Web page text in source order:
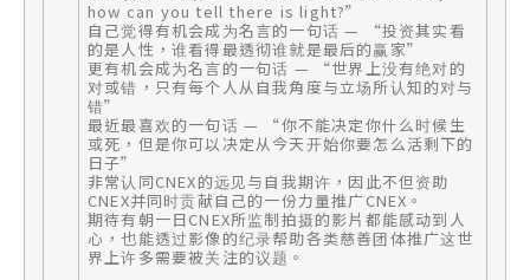
how can you tell there is light?”
自己觉得有机会成为名言的一句话 — “投资其实看
的是人性，谁看得最透彻谁就是最后的赢家”
更有机会成为名言的一句话 — “世界上没有绝对的
对或错，只有每个人从自我角度与立场所认知的对与
错”
最近最喜欢的一句话 — “你不能决定你什么时候生
或死，但是你可以决定从今天开始你要怎么活剩下的
日子”
非常认同CNEX的远见与自我期许，因此不但资助
CNEX并同时贡献自己的一份力量推广CNEX。
期待有朝一日CNEX所监制拍摄的影片都能感动到人
心，也能透过影像的纪录帮助各类慈善团体推广这世
界上许多需要被关注的议题。